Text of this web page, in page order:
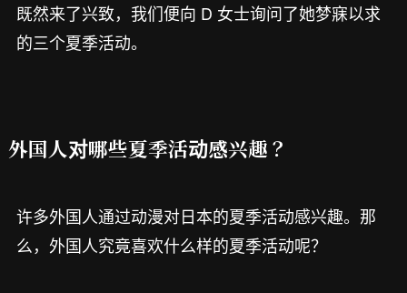
既然来了兴致，我们便向 D 女士询问了她梦寐以求
的三个夏季活动。
外国人对哪些夏季活动感兴趣？
许多外国人通过动漫对日本的夏季活动感兴趣。那
么，外国人究竟喜欢什么样的夏季活动呢？